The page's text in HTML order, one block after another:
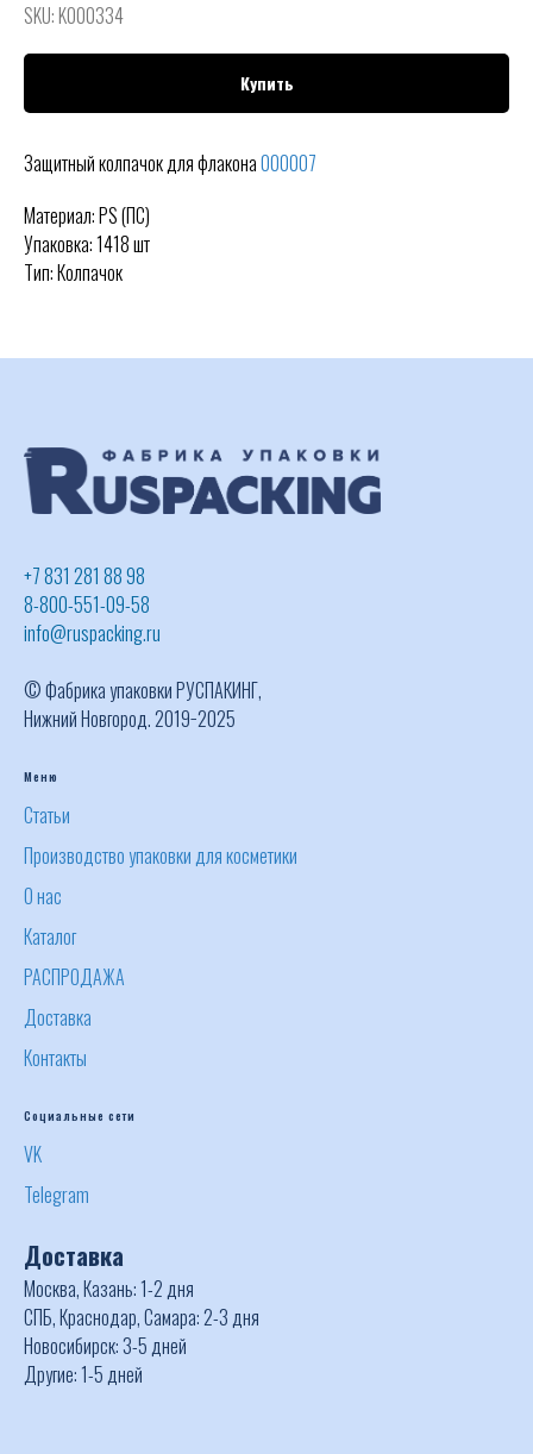
SKU:K000334
Купить
Защитный колпачок для флакона000007
Материал: PS (ПС)
Упаковка: 1418 шт
Тип: Колпачок
+7 831 281 88 98
8-800-551-09-58
info@ruspacking.ru
© Фабрика упаковки РУСПАКИНГ,
Нижний Новгород. 2019−2025
Меню
Статьи
Производство упаковки для косметики
О нас
Каталог
РАСПРОДАЖА
Доставка
Контакты
Социальные сети
VK
Telegram
Доставка
Москва, Казань: 1-2 дня
СПБ, Краснодар, Самара: 2-3 дня
Новосибирск: 3-5 дней
Другие: 1-5 дней